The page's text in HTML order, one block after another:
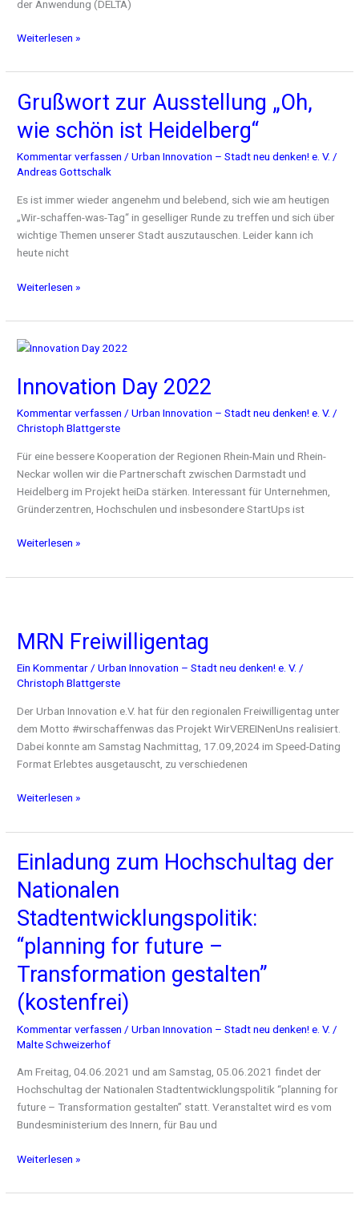
der Anwendung (DELTA)
Weiterlesen »
Grußwort zur Ausstellung „Oh,
wie schön ist Heidelberg“
Kommentar verfassen /Urban Innovation – Stadt neu denken! e. V. /
Andreas Gottschalk
Es ist immer wieder angenehm und belebend, sich wie am heutigen
„Wir-schaffen-was-Tag“ in geselliger Runde zu treffen und sich über
wichtige Themen unserer Stadt auszutauschen. Leider kann ich
heute nicht
Grußwort
Ausstellung
wie
ist
Heidelberg“
Weiterlesen »
Innovation Day 2022
Kommentar verfassen /Urban Innovation – Stadt neu denken! e. V. /
Christoph Blattgerste
Für eine bessere Kooperation der Regionen Rhein-Main und Rhein-
Neckar wollen wir die Partnerschaft zwischen Darmstadt und
Heidelberg im Projekt heiDa stärken. Interessant für Unternehmen,
Gründerzentren, Hochschulen und insbesondere StartUps ist
Innovation
2022
Weiterlesen »
MRN Freiwilligentag
Ein Kommentar /Urban Innovation – Stadt neu denken! e. V. /
Christoph Blattgerste
Der Urban Innovation e.V. hat für den regionalen Freiwilligentag unter
dem Motto #wirschaffenwas das Projekt WirVEREINenUns realisiert.
Dabei konnte am Samstag Nachmittag, 17.09,2024 im Speed-Dating
Format Erlebtes ausgetauscht, zu verschiedenen
Weiterlesen »
Einladung zum Hochschultag der
Nationalen
Stadtentwicklungspolitik:
“planning for future –
Transformation gestalten”
(kostenfrei)
Kommentar verfassen /Urban Innovation – Stadt neu denken! e. V. /
Malte Schweizerhof
Am Freitag, 04.06.2021 und am Samstag, 05.06.2021 findet der
Hochschultag der Nationalen Stadtentwicklungspolitik “planning for
future – Transformation gestalten” statt. Veranstaltet wird es vom
Bundesministerium des Innern, für Bau und
Einladung
Hochschultag
der
Nationalen
Stadtentwicklungspolitik:
“planning
for
future
–
Transformation
gestalten”
(kostenfrei)
Weiterlesen »